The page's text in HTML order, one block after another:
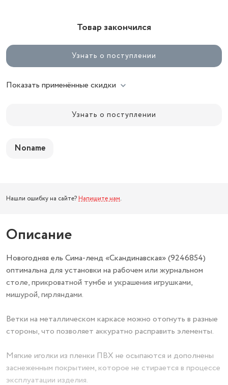
Товар закончился
Узнать о поступлении
Показать применённые скидки
Узнать о поступлении
Noname
Нашли ошибку на сайте? Напишите нам.
Описание
Новогодняя ель Сима-ленд «Скандинавская» (9246854)
оптимальна для установки на рабочем или журнальном
столе, прикроватной тумбе и украшения игрушками,
мишурой, гирляндами.
Ветки на металлическом каркасе можно отогнуть в разные
стороны, что позволяет аккуратно расправить элементы.
Мягкие иголки из пленки ПВХ не осыпаются и дополнены
заснеженным покрытием, которое не стирается в процессе
эксплуатации изделия.